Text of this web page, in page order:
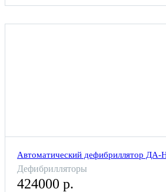
Автоматический дефибриллятор ДА-
Дефибрилляторы
424000 р.